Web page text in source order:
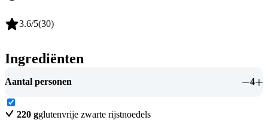
3.6/5(30)
Ingrediënten
Aantal personen 4
220 gglutenvrije zwarte rijstnoedels